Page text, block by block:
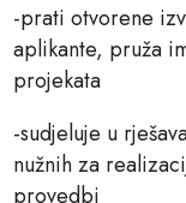
-prati otvorene
aplikante, pruža
projekata
-sudjeluje u
nužnih za
provedbi